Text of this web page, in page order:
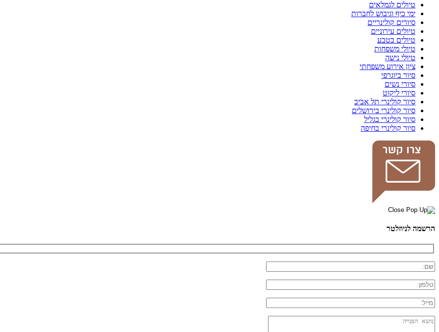
טיולים לגמלאים
ימי כיף וגיבוש לחברות
סיורים קולינריים
טיולים עירוניים
טיולים בטבע
טיולי משפחות
טיולי נישה
ציון אירוע משפחתי
סיור ביוגרפי
סיורי נשים
סיורי ליקוט
סיור קולינרי תל אביב
סיור קולינרי בירושלים
סיור קולינרי בגליל
סיור קולינרי בחיפה
הרשמה לניוזלטר